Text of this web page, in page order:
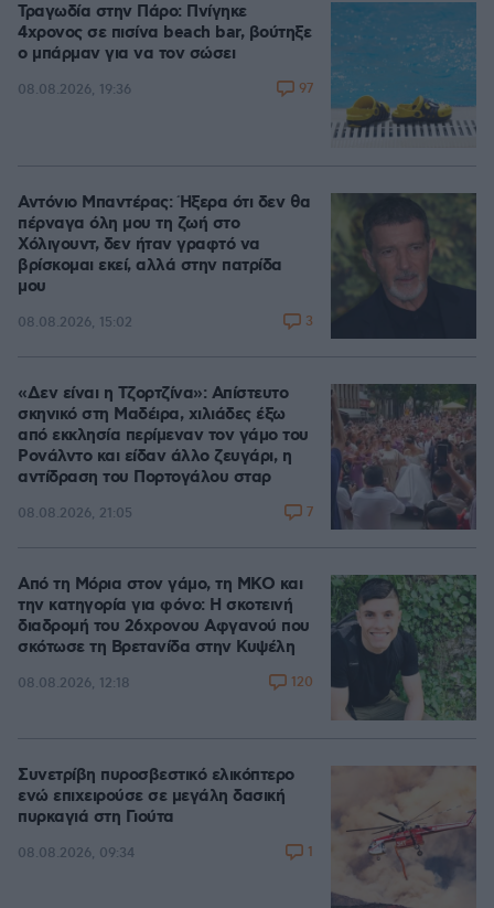
Τραγωδία στην Πάρο: Πνίγηκε
4χρονος σε πισίνα beach bar, βούτηξε
ο μπάρμαν για να τον σώσει
08.08.2026, 19:36 97
Αντόνιο Μπαντέρας: Ήξερα ότι δεν θα
πέρναγα όλη μου τη ζωή στο
Χόλιγουντ, δεν ήταν γραφτό να
βρίσκομαι εκεί, αλλά στην πατρίδα
μου
08.08.2026, 15:02 3
«Δεν είναι η Τζορτζίνα»: Απίστευτο
σκηνικό στη Μαδέιρα, χιλιάδες έξω
από εκκλησία περίμεναν τον γάμο του
Ρονάλντο και είδαν άλλο ζευγάρι, η
αντίδραση του Πορτογάλου σταρ
08.08.2026, 21:05 7
Από τη Μόρια στον γάμο, τη ΜΚΟ και
την κατηγορία για φόνο: Η σκοτεινή
διαδρομή του 26χρονου Αφγανού που
σκότωσε τη Βρετανίδα στην Κυψέλη
08.08.2026, 12:18 120
Συνετρίβη πυροσβεστικό ελικόπτερο
ενώ επιχειρούσε σε μεγάλη δασική
πυρκαγιά στη Γιούτα
08.08.2026, 09:34 1